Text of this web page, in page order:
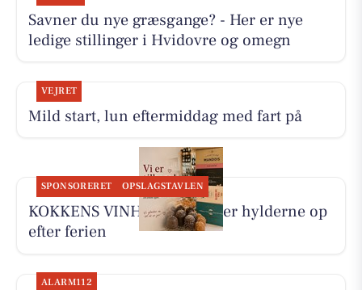
Savner du nye græsgange? - Her er nye
ledige stillinger i Hvidovre og omegn
VEJRET
Mild start, lun eftermiddag med fart på
SPONSORERET OPSLAGSTAVLEN
KOKKENS VINHUS ApS fylder hylderne op
efter ferien
ALARM112